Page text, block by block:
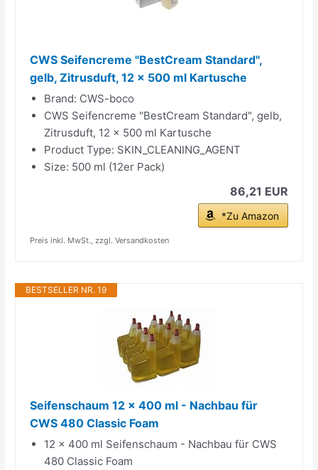
CWS Seifencreme "BestCream Standard",
gelb, Zitrusduft, 12 x 500 ml Kartusche
Brand: CWS-boco
CWS Seifencreme "BestCream Standard", gelb,
Zitrusduft, 12 x 500 ml Kartusche
Product Type: SKIN_CLEANING_AGENT
Size: 500 ml (12er Pack)
86,21 EUR
*Zu Amazon
Preis inkl. MwSt., zzgl. Versandkosten
BESTSELLER NR. 19
Seifenschaum 12 x 400 ml - Nachbau für
CWS 480 Classic Foam
12 x 400 ml Seifenschaum - Nachbau für CWS
480 Classic Foam